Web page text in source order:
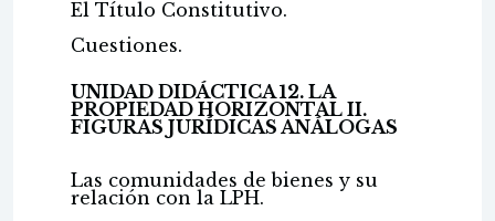
El Título Constitutivo.
Cuestiones.
UNIDAD DIDÁCTICA 12. LA
PROPIEDAD HORIZONTAL II.
FIGURAS JURÍDICAS ANÁLOGAS
Las comunidades de bienes y su
relación con la LPH.